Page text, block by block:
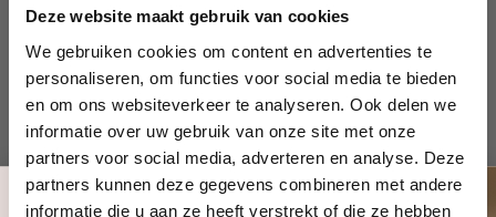
Deze website maakt gebruik van cookies
We gebruiken cookies om content en advertenties te
personaliseren, om functies voor social media te bieden
en om ons websiteverkeer te analyseren. Ook delen we
informatie over uw gebruik van onze site met onze
partners voor social media, adverteren en analyse. Deze
partners kunnen deze gegevens combineren met andere
informatie die u aan ze heeft verstrekt of die ze hebben
Niet op voorraad
Normale
prijs
99,95
Shop hier